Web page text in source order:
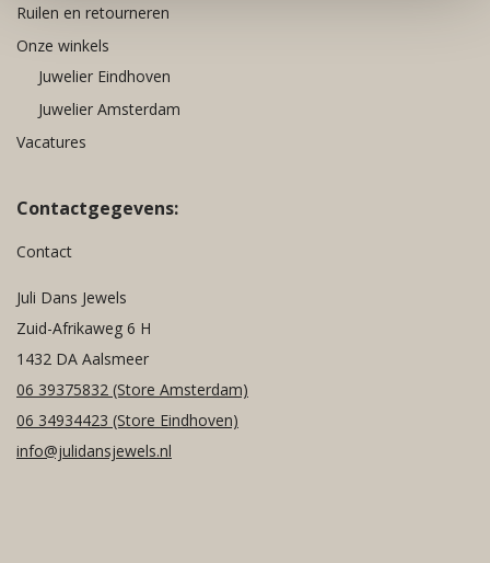
Ruilen en retourneren
Onze winkels
Juwelier Eindhoven
Juwelier Amsterdam
Vacatures
Contactgegevens:
Contact
Juli Dans Jewels
Zuid-Afrikaweg 6 H
1432 DA Aalsmeer
06 39375832 (Store Amsterdam)
06 34934423 (Store Eindhoven)
info@julidansjewels.nl